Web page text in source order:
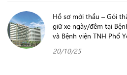
Hồ sơ mời thầu – Gói
giữ xe ngày/đêm tại
và Bệnh viện TNH Phổ
20/10/25